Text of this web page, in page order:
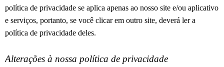
política de privacidade se aplica apenas ao nosso site e/ou aplicativo
e serviços, portanto, se você clicar em outro site, deverá ler a
política de privacidade deles.
Alterações à nossa política de privacidade